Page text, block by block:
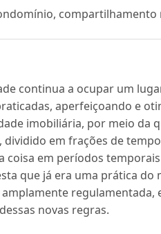
compartilhamento
continua a ocupar um
aperfeiçoando e
imobiliária, por meio da
em frações de
coisa em períodos
que já era uma prática
regulamentada,
novas regras.